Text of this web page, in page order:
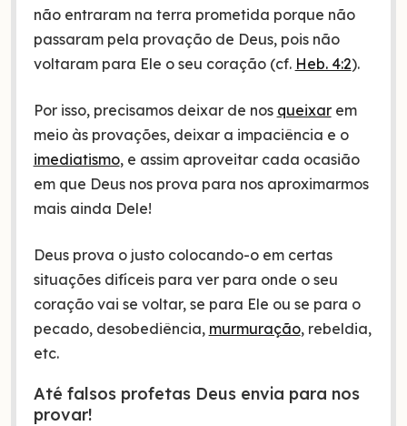
não entraram na terra prometida porque não
passaram pela provação de Deus, pois não
voltaram para Ele o seu coração (cf. Heb. 4:2).
Por isso, precisamos deixar de nos queixarem
meio às provações, deixar a impaciência e o
imediatismo, e assim aproveitar cada ocasião
em que Deus nos prova para nos aproximarmos
mais ainda Dele!
Deus prova o justo colocando-o em certas
situações difíceis para ver para onde o seu
coração vai se voltar, se para Ele ou se para o
pecado, desobediência, murmuração, rebeldia,
etc.
Até falsos profetas Deus envia para nos
provar!